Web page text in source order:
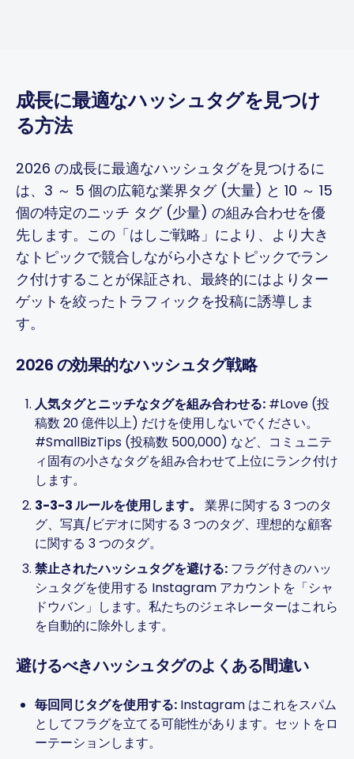
成長に最適なハッシュタグを見つけ
る方法
2026 の成長に最適なハッシュタグを見つけるに
は、3 ～ 5 個の広範な業界タグ (大量) と 10 ～ 15
個の特定のニッチ タグ (少量) の組み合わせを優
先します。この「はしご戦略」により、より大き
なトピックで競合しながら小さなトピックでラン
ク付けすることが保証され、最終的にはよりター
ゲットを絞ったトラフィックを投稿に誘導しま
す。
2026 の効果的なハッシュタグ戦略
人気タグとニッチなタグを組み合わせる: #Love (投
稿数 20 億件以上) だけを使用しないでください。
#SmallBizTips (投稿数 500,000) など、コミュニテ
ィ固有の小さなタグを組み合わせて上位にランク付け
します。
3-3-3 ルールを使用します。
業界に関する 3 つのタ
グ、写真/ビデオに関する 3 つのタグ、理想的な顧客
に関する 3 つのタグ。
禁止されたハッシュタグを避ける: フラグ付きのハッ
シュタグを使用する Instagram アカウントを「シャ
ドウバン」します。私たちのジェネレーターはこれら
を自動的に除外します。
避けるべきハッシュタグのよくある間違い
毎回同じタグを使用する: Instagram はこれをスパム
としてフラグを立てる可能性があります。セットをロ
ーテーションします。